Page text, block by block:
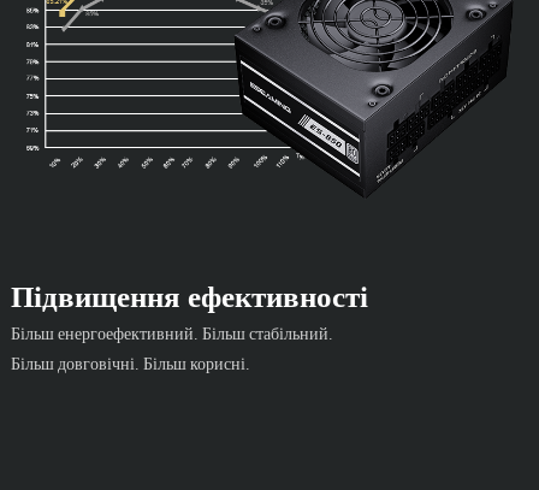
Підвищення ефективності
Більш енергоефективний. Більш стабільний.
Більш довговічні. Більш корисні.